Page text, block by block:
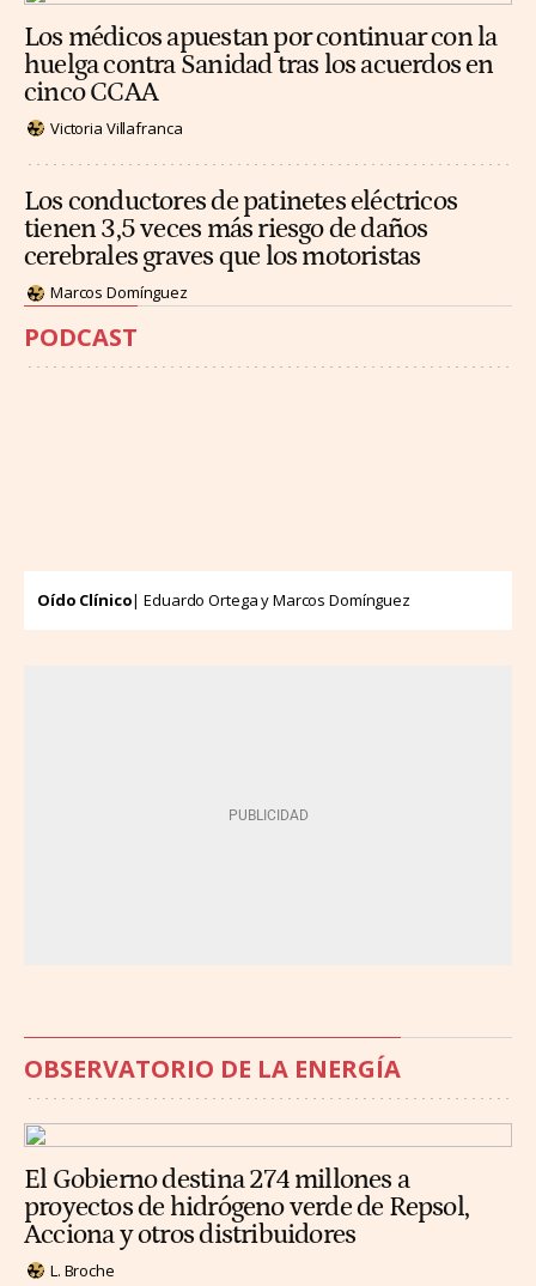
Los médicos apuestan por continuar con la
huelga contra Sanidad tras los acuerdos en
cinco CCAA
Victoria Villafranca
Los conductores de patinetes eléctricos
tienen 3,5 veces más riesgo de daños
cerebrales graves que los motoristas
Marcos Domínguez
PODCAST
Oído Clínico| Eduardo Ortega y Marcos Domínguez
OBSERVATORIO DE LA ENERGÍA
El Gobierno destina 274 millones a
proyectos de hidrógeno verde de Repsol,
Acciona y otros distribuidores
L. Broche